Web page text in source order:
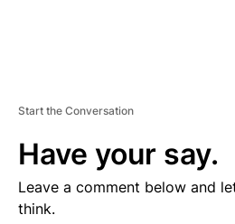
Start the Conversation
Have your say.
Leave a comment below and
think.